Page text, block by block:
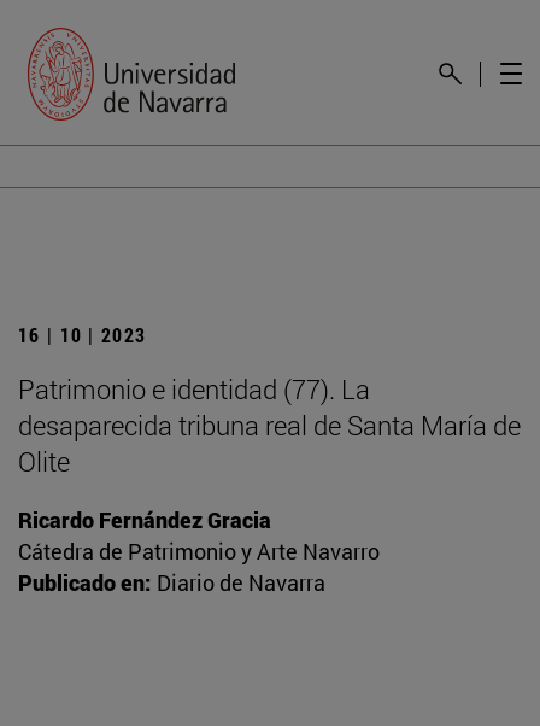
16 | 10 | 2023
Patrimonio e identidad (77). La
desaparecida tribuna real de Santa María de
Olite
Ricardo Fernández Gracia
Cátedra de Patrimonio y Arte Navarro
Publicado en: Diario de Navarra